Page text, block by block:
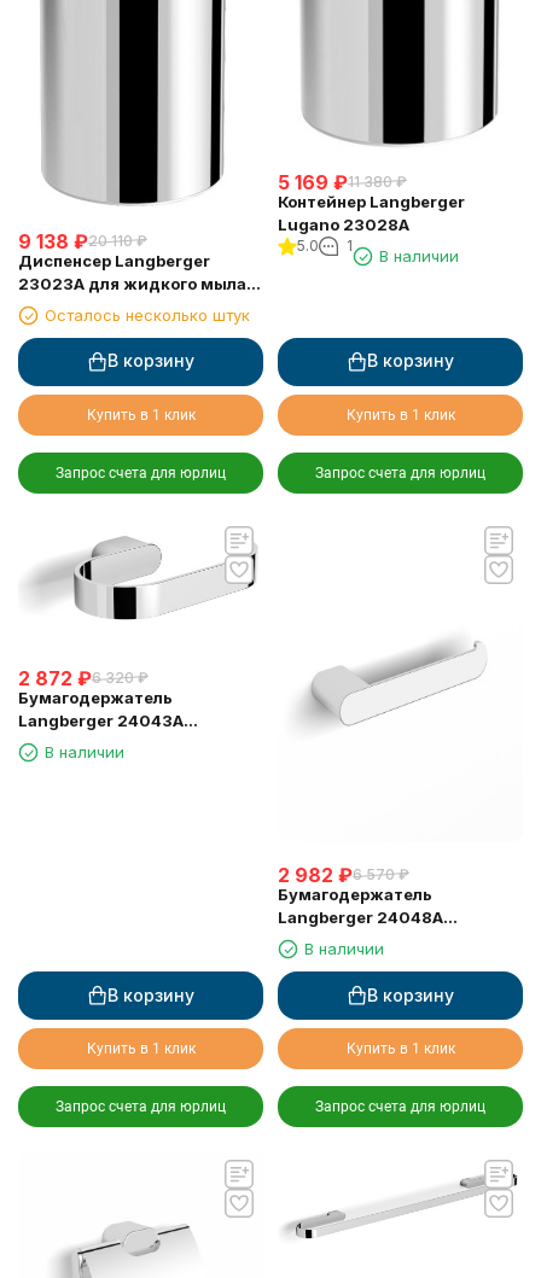
9 138 ₽20 110 ₽
Диспенсер Langberger
23023A для жидкого мыла
стеклянный настольный
круглый
Осталось несколько штук
В корзину
Купить в 1 клик
Запрос счета для юрлиц
5 169 ₽11 380 ₽
Контейнер Langberger
Lugano 23028A
5.0 1
В наличии
В корзину
Купить в 1 клик
Запрос счета для юрлиц
2 872 ₽6 320 ₽
Бумагодержатель
Langberger 24043A
туалетной бумаги без
крышки квадратный
В наличии
В корзину
Купить в 1 клик
Запрос счета для юрлиц
2 982 ₽6 570 ₽
Бумагодержатель
Langberger 24048A
туалетной бумаги без
крышки квадратный
В наличии
В корзину
Купить в 1 клик
Запрос счета для юрлиц